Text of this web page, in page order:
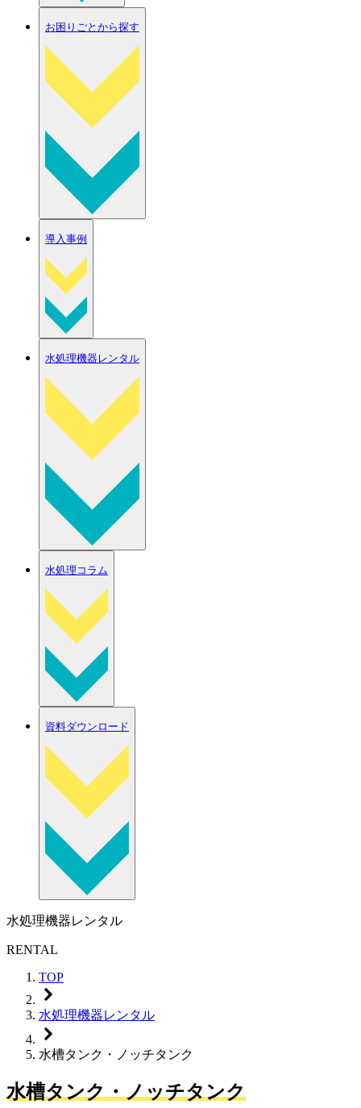
お困りごとから探す
導入事例
水処理機器レンタル
水処理コラム
資料ダウンロード
水処理機器レンタル
RENTAL
TOP
水処理機器レンタル
水槽タンク・ノッチタンク
水槽タンク・ノッチタンク